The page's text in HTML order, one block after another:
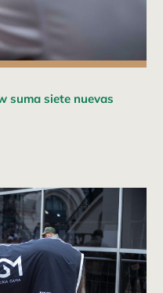
suma siete nuevas